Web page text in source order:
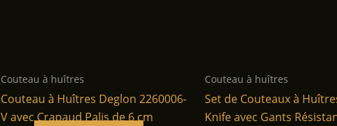
Couteau à huîtres
Couteau à Huîtres Deglon 2260006-
V avec Crapaud Palis de 6 cm
Couteau à huîtres
Set de Couteaux à
Knife avec Gants